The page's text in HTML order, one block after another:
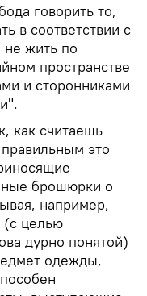
говорить то,
в соответствии с
жить по
пространстве
и сторонниками
как считаешь
это
брошюрки о
например,
(с целью
дурно понятой)
одежды,